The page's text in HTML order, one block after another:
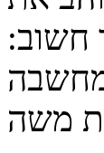
חשוב: